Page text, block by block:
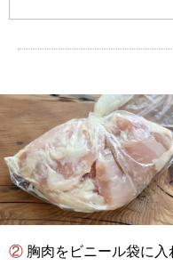
② 胸肉をビニール袋に入れ、塩麹（大さじ2）を加え、手